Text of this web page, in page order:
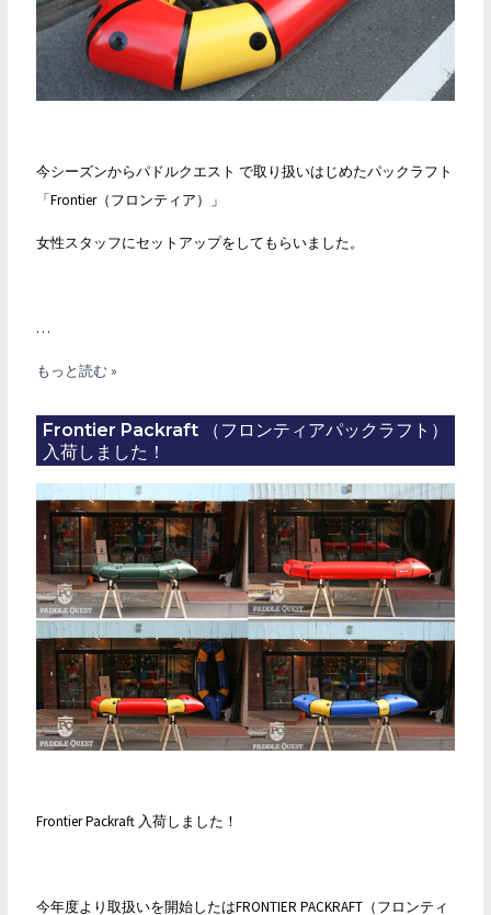
今シーズンからパドルクエスト で取り扱いはじめたパックラフト
「Frontier（フロンティア）」
女性スタッフにセットアップをしてもらいました。
…
Frontier
HB-
250（フ
ロ
ン
テ
ィ
ア
パ
ッ
ク
ラ
フ
250）
もっと読む »
Frontier Packraft （フロンティアパックラフト）
入荷しました！
Frontier Packraft 入荷しました！
今年度より取扱いを開始したはFRONTIER PACKRAFT（フロンティ